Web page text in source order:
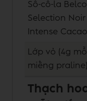
Sô-cô-la
Selection Noir
Intense
Lớp vỏ (4g
miếng praline)
Thạch